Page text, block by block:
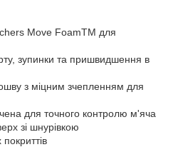
Move FoamTM для
зупинки та пришвидшення в
з міцним зчепленням для
для точного контролю м'яча
зі шнурівкою